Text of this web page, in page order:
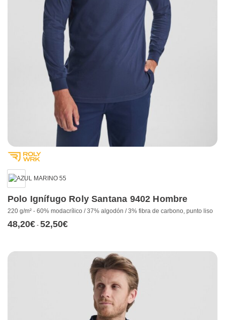
Polo Ignífugo Roly Santana 9402 Hombre
220 g/m² - 60% modacrílico / 37% algodón / 3% fibra de carbono, punto liso
48,20€ - 52,50€Rango
de
hasta